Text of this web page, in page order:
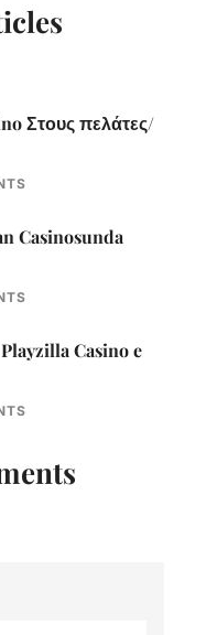
Στους πελάτες/
Casinosunda
Casino e